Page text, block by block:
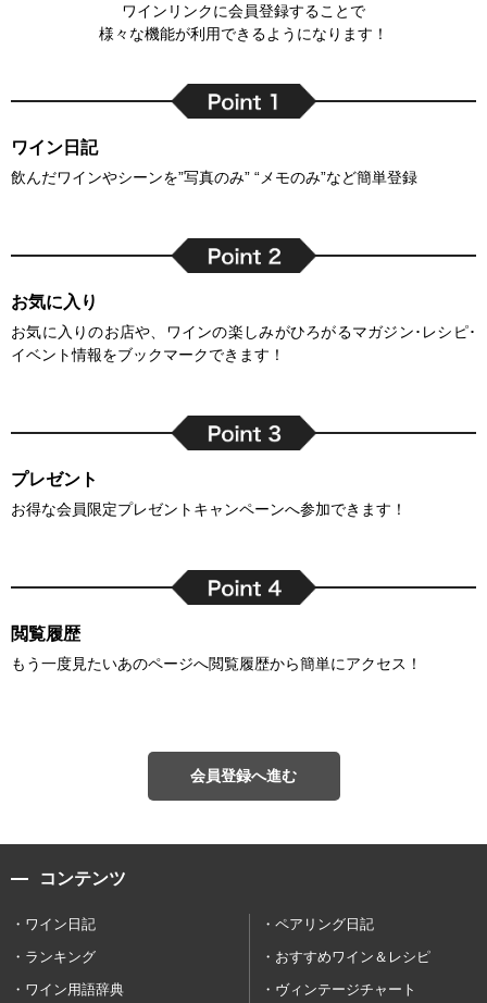
ワインリンクに会員登録することで
様々な機能が利用できるようになります！
ワイン日記
飲んだワインやシーンを”写真のみ” “メモのみ”など簡単登録
お気に入り
お気に入りのお店や、ワインの楽しみがひろがるマガジン･レシピ･
イベント情報をブックマークできます！
プレゼント
お得な会員限定プレゼントキャンペーンへ参加できます！
閲覧履歴
もう一度見たいあのページへ閲覧履歴から簡単にアクセス！
会員登録へ進む
コンテンツ
ワイン日記
ペアリング日記
ランキング
おすすめワイン＆レシピ
ワイン用語辞典
ヴィンテージチャート